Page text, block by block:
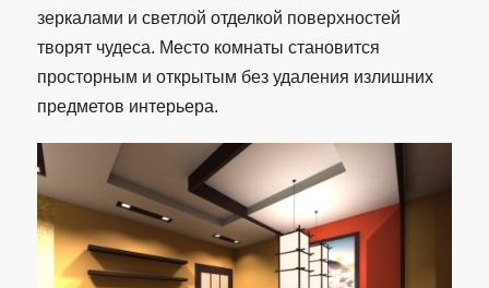
зеркалами и светлой отделкой поверхностей
творят чудеса. Место комнаты становится
просторным и открытым без удаления излишних
предметов интерьера.